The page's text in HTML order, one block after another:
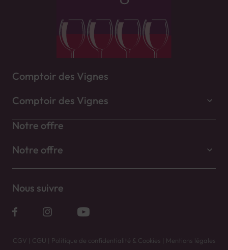
Comptoir des Vignes
Comptoir des Vignes
Notre offre
Notre offre
Nous suivre
CGV | CGU | Politique de confidentialité & Cookies | Mentions légales